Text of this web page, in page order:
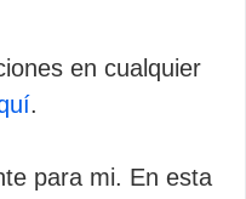
en cualquier
.
para mi. En esta